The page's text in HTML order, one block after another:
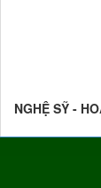
NGHỆ SỸ -